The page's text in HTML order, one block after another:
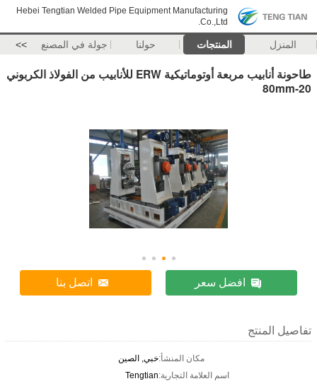
Hebei Tengtian Welded Pipe Equipment Manufacturing
Co.,Ltd.
المنزل المنتجات حولنا جولة في المصنع >>
طاحونة أنابيب مربعة أوتوماتيكية ERW للأنابيب من الفولاذ الكربوني
20-80mm
افضل سعر اتصل بنا
تفاصيل المنتج
مكان المنشأ:خبي, الصين
اسم العلامة التجارية:Tengtian